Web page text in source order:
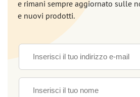
e rimani sempre aggiornato sulle
e nuovi prodotti.